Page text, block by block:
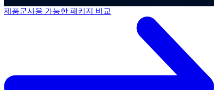
제품군사용 가능한 패키지 비교